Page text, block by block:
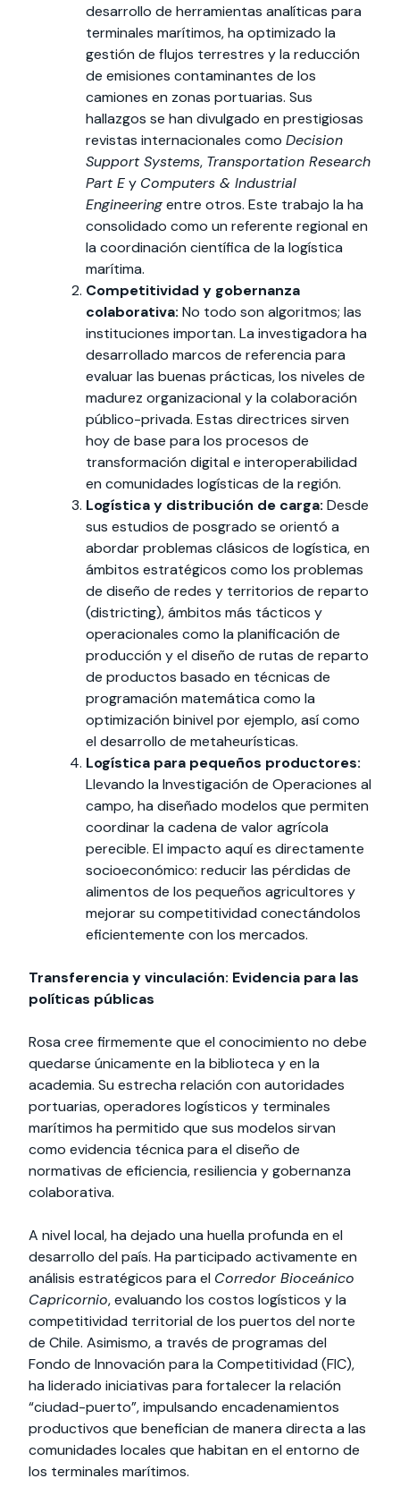
desarrollo de herramientas analíticas para
terminales marítimos, ha optimizado la
gestión de flujos terrestres y la reducción
de emisiones contaminantes de los
camiones en zonas portuarias. Sus
hallazgos se han divulgado en prestigiosas
revistas internacionales como Decision
Support Systems, Transportation Research
Part Ey Computers & Industrial
Engineeringentre otros. Este trabajo la ha
consolidado como un referente regional en
la coordinación científica de la logística
marítima.
Competitividad y gobernanza
colaborativa: No todo son algoritmos; las
instituciones importan. La investigadora ha
desarrollado marcos de referencia para
evaluar las buenas prácticas, los niveles de
madurez organizacional y la colaboración
público-privada. Estas directrices sirven
hoy de base para los procesos de
transformación digital e interoperabilidad
en comunidades logísticas de la región.
Logística y distribución de carga: Desde
sus estudios de posgrado se orientó a
abordar problemas clásicos de logística, en
ámbitos estratégicos como los problemas
de diseño de redes y territorios de reparto
(districting), ámbitos más tácticos y
operacionales como la planificación de
producción y el diseño de rutas de reparto
de productos basado en técnicas de
programación matemática como la
optimización binivel por ejemplo, así como
el desarrollo de metaheurísticas.
Logística para pequeños productores:
Llevando la Investigación de Operaciones al
campo, ha diseñado modelos que permiten
coordinar la cadena de valor agrícola
perecible. El impacto aquí es directamente
socioeconómico: reducir las pérdidas de
alimentos de los pequeños agricultores y
mejorar su competitividad conectándolos
eficientemente con los mercados.
Transferencia y vinculación: Evidencia para las
políticas públicas
Rosa cree firmemente que el conocimiento no debe
quedarse únicamente en la biblioteca y en la
academia. Su estrecha relación con autoridades
portuarias, operadores logísticos y terminales
marítimos ha permitido que sus modelos sirvan
como evidencia técnica para el diseño de
normativas de eficiencia, resiliencia y gobernanza
colaborativa.
A nivel local, ha dejado una huella profunda en el
desarrollo del país. Ha participado activamente en
análisis estratégicos para el Corredor Bioceánico
Capricornio, evaluando los costos logísticos y la
competitividad territorial de los puertos del norte
de Chile. Asimismo, a través de programas del
Fondo de Innovación para la Competitividad (FIC),
ha liderado iniciativas para fortalecer la relación
“ciudad-puerto”, impulsando encadenamientos
productivos que benefician de manera directa a las
comunidades locales que habitan en el entorno de
los terminales marítimos.